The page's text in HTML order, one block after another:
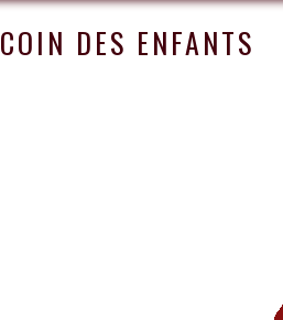
COIN DES ENFANTS